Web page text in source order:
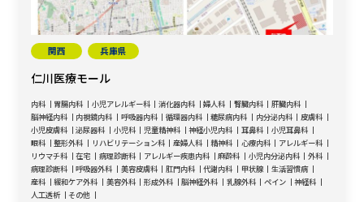
関西 兵庫県
仁川医療モール
内科 胃腸内科 小児アレルギー科 消化器内科 婦人科 腎臓内科
肝臓内科
脳神経内科
内視鏡内科 呼吸器内科 循環器内科 糖尿病内科 内分泌内科
皮膚科
小児皮膚科
泌尿器科 小児科 児童精神科 神経小児内科 耳鼻科
小児耳鼻科
眼科
整形外科 リハビリテーション科 産婦人科 精神科 心療内科
アレルギー科
リウマチ科
在宅 病理診断科 アレルギー疾患内科 麻酔科 小児内分泌内科
外科
病理診断科
呼吸器外科 美容皮膚科 肛門内科 代謝内科 甲状腺
生活習慣病
産科
緩和ケア外科 美容外科 形成外科 脳神経外科 乳腺外科 ペイン
神経科
人工透析
その他